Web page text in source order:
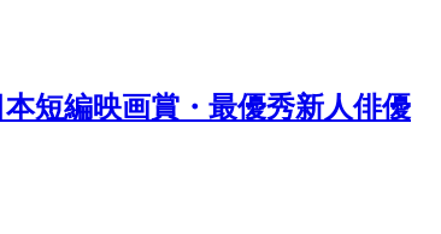
短編映画賞・最優秀新人俳優